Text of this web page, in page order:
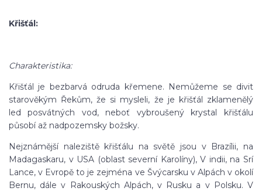
Křišťál:
Charakteristika:
Křišťál je bezbarvá odruda křemene. Nemůžeme se divit
starověkým Řekům, že si mysleli, že je křišťál zklamenělý
led posvátných vod, neboť vybroušený krystal křišťálu
působí až nadpozemsky božsky.
Nejznámější naleziště křišťálu na světě jsou v Brazílii, na
Madagaskaru, v USA (oblast severní Karolíny), V indii, na Srí
Lance, v Evropě to je zejména ve Švýcarsku v Alpách v okolí
Bernu, dále v Rakouských Alpách, v Rusku a v Polsku. V